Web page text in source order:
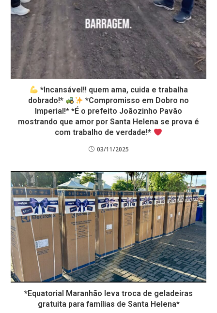
*Incansável!! quem ama, cuida e trabalha
dobrado!*
*Compromisso em Dobro no
Imperial!* *É o prefeito Joãozinho Pavão
mostrando que amor por Santa Helena se prova é
com trabalho de verdade!*
03/11/2025
*Equatorial Maranhão leva troca de geladeiras
gratuita para famílias de Santa Helena*